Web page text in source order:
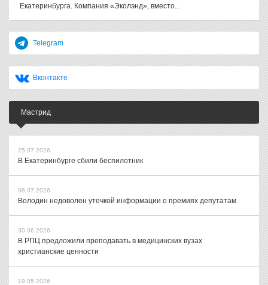
Екатеринбурга. Компания «Эколэнд», вместо...
Telegram
Вконтакте
Мастрид
25.07.2026
В Екатеринбурге сбили беспилотник
08.07.2026
Володин недоволен утечкой информации о премиях депутатам
30.06.2026
В РПЦ предложили преподавать в медицинских вузах
христианские ценности
19.05.2026